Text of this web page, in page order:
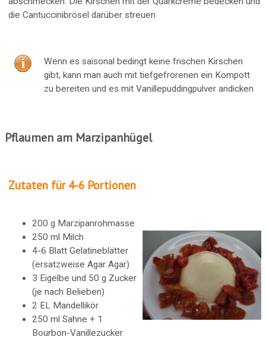
die Cantuccinibrösel darüber streuen
Wenn es saisonal bedingt keine frischen Kirschen
gibt, kann man auch mit tiefgefrorenen ein Kompott
zu bereiten und es mit Vanillepuddingpulver andicken
Pflaumen am Marzipanhügel
Zutaten für 4-6 Portionen
200 g Marzipanrohmasse
250 ml Milch
4-6 Blatt Gelatineblätter
(ersatzweise Agar Agar)
3 Eigelbe und 50 g Zucker
(je nach Belieben)
2 EL Mandellikör
250 ml Sahne + 1
Bourbon-Vanillezucker